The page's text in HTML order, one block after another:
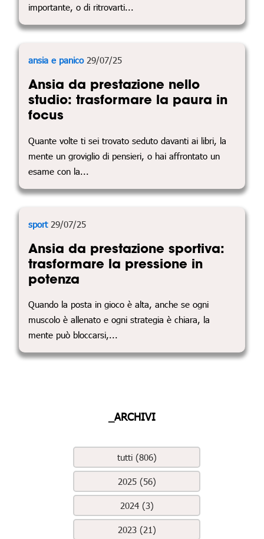
importante, o di ritrovarti...
ansia e panico29/07/25
Ansia da prestazione nello
studio: trasformare la paura in
focus
Quante volte ti sei trovato seduto davanti ai libri, la
mente un groviglio di pensieri, o hai affrontato un
esame con la...
sport29/07/25
Ansia da prestazione sportiva:
trasformare la pressione in
potenza
Quando la posta in gioco è alta, anche se ogni
muscolo è allenato e ogni strategia è chiara, la
mente può bloccarsi,...
_ARCHIVI
tutti (806)
2025 (56)
2024 (3)
2023 (21)